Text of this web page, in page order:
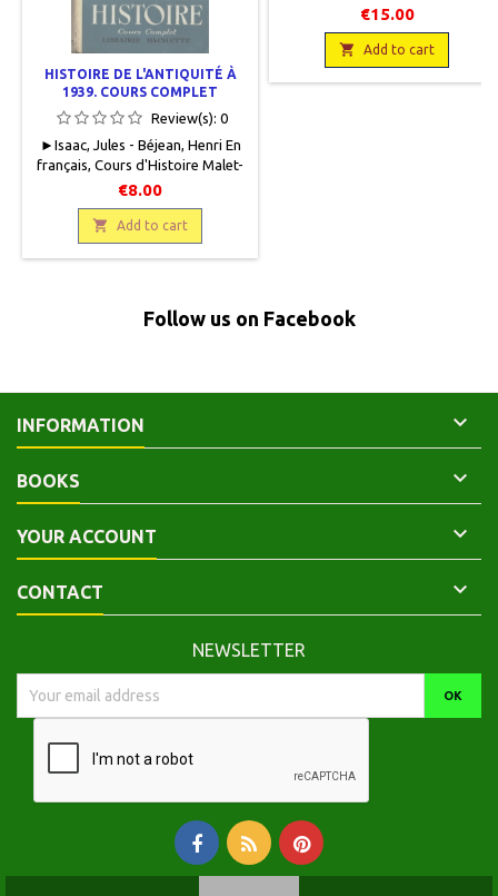
HISTOIRE DE L'ANTIQUITÉ À
1939. COURS COMPLET
Review(s): 0
►Isaac, Jules - Béjean, Henri En
français, Cours d'Histoire Malet-
Isaac, Librairie Hachette, 1951, 12
x 19,5, VI + 682 pages, relié,
occasion . Correct. Reliure
cartonnée éditeur imprimée au
recto. Charnières ouvertes haut
€8.00
 Add to cart
1937, 14,5 x 20, 243 p., broché,
occasion. Couverture défraîchie
mais bon état intérieur.
€15.00
 Add to cart
Follow us on Facebook
INFORMATION 
BOOKS 
YOUR ACCOUNT 
CONTACT 
NEWSLETTER